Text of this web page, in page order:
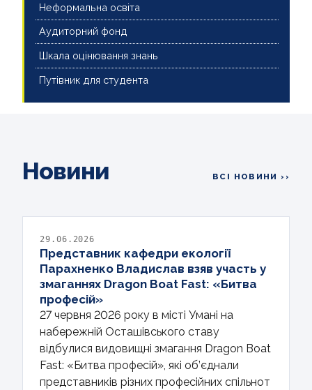
Неформальна освіта
Аудиторний фонд
Шкала оцінювання знань
Путівник для студента
Новини ВСІ НОВИНИ ››
29.06.2026
Представник кафедри екології
Парахненко Владислав взяв участь у
змаганнях Dragon Boat Fast: «Битва
професій»
27 червня 2026 року в місті Умані на
набережній Осташівського ставу
відбулися видовищні змагання Dragon Boat
Fast: «Битва професій», які об’єднали
представників різних професійних спільнот